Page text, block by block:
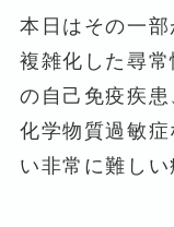
本日はその一
複雑化した尋
の自己免疫疾
化学物質過敏
い非常に難しい